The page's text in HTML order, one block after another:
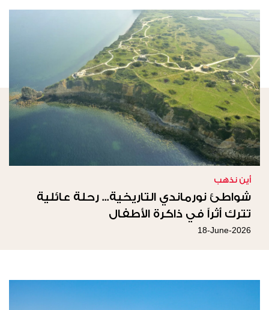
أين نذهب
شواطئ نورماندي التاريخية... رحلة عائلية
تترك أثراً في ذاكرة الأطفال
18-June-2026